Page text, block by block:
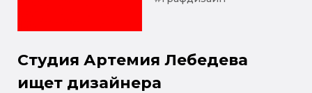
Студия Артемия Лебедева
ищет дизайнера